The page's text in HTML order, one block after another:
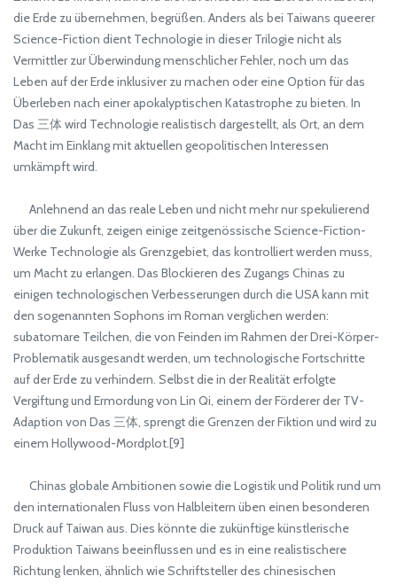
die Erde zu übernehmen, begrüßen. Anders als bei Taiwans queerer
Science-Fiction dient Technologie in dieser Trilogie nicht als
Vermittler zur Überwindung menschlicher Fehler, noch um das
Leben auf der Erde inklusiver zu machen oder eine Option für das
Überleben nach einer apokalyptischen Katastrophe zu bieten. In
Das 三体 wird Technologie realistisch dargestellt, als Ort, an dem
Macht im Einklang mit aktuellen geopolitischen Interessen
umkämpft wird.
Anlehnend an das reale Leben und nicht mehr nur spekulierend
über die Zukunft, zeigen einige zeitgenössische Science-Fiction-
Werke Technologie als Grenzgebiet, das kontrolliert werden muss,
um Macht zu erlangen. Das Blockieren des Zugangs Chinas zu
einigen technologischen Verbesserungen durch die USA kann mit
den sogenannten Sophons im Roman verglichen werden:
subatomare Teilchen, die von Feinden im Rahmen der Drei-Körper-
Problematik ausgesandt werden, um technologische Fortschritte
auf der Erde zu verhindern. Selbst die in der Realität erfolgte
Vergiftung und Ermordung von Lin Qi, einem der Förderer der TV-
Adaption von Das 三体, sprengt die Grenzen der Fiktion und wird zu
einem Hollywood-Mordplot.[9]
Chinas globale Ambitionen sowie die Logistik und Politik rund um
den internationalen Fluss von Halbleitern üben einen besonderen
Druck auf Taiwan aus. Dies könnte die zukünftige künstlerische
Produktion Taiwans beeinflussen und es in eine realistischere
Richtung lenken, ähnlich wie Schriftsteller des chinesischen